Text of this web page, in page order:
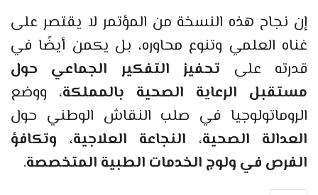
إن نجاح هذه النسخة من المؤتمر لا يقتصر على
غناه العلمي وتنوع محاوره، بل يكمن أيضًا في
قدرته على تحفيز التفكير الجماعي حول
مستقبل الرعاية الصحية بالمملكة، ووضع
الروماتولوجيا في صلب النقاش الوطني حول
العدالة الصحية، النجاعة العلاجية، وتكافؤ
الفرص في ولوج الخدمات الطبية المتخصصة.